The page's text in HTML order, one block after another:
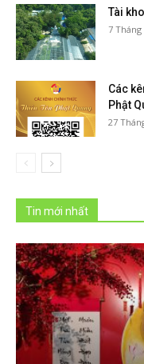
Tài
7 Tháng
Các
Phật
27
Tin mới nhất